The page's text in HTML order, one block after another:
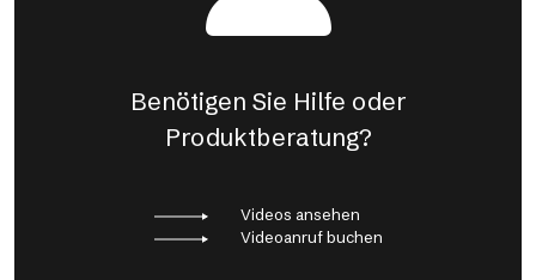
Benötigen Sie Hilfe oder
Produktberatung?
Videos ansehen
Videoanruf buchen